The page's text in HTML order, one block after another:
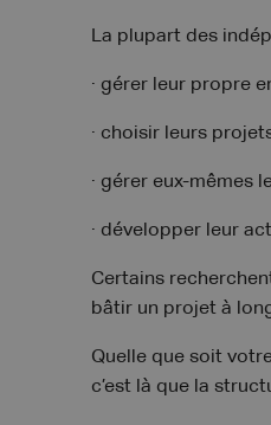
La plupart des
· gérer leur propre
· choisir leurs
· gérer eux-mêmes
· développer leur
Certains
bâtir un projet à
Quelle que soit
c’est là que la